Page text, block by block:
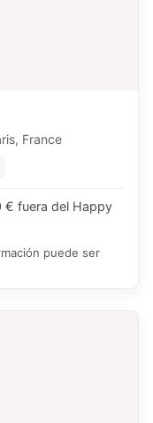
France
€ fuera del Happy
puede ser